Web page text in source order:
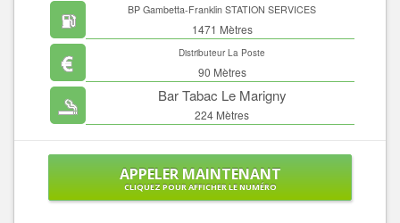
BP Gambetta-Franklin STATION SERVICES
1471 Mètres
Distributeur La Poste
90 Mètres
Bar Tabac Le Marigny
224 Mètres
APPELER MAINTENANT
CLIQUEZ POUR AFFICHER LE NUMÉRO